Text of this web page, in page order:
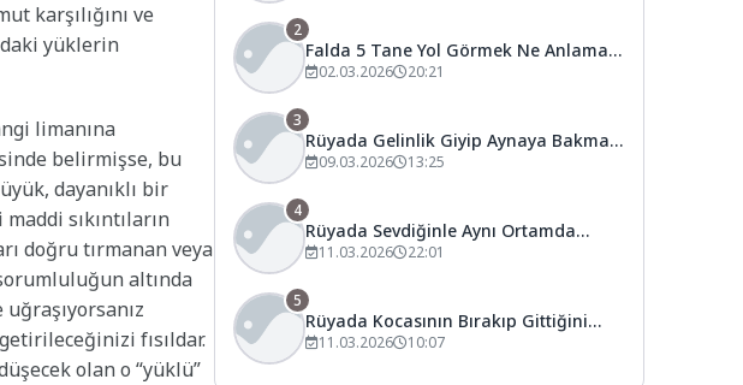
karşılığını ve
yüklerin
limanına
belirmişse, bu
dayanıklı bir
sıkıntıların
doğru tırmanan veya
altında
fısıldar.
olan o “yüklü”
2
Falda 5 Tane Yol Görmek Ne Anlama
Gelir?
02.03.2026 20:21
3
Rüyada Gelinlik Giyip Aynaya Bakmak
Ne Anlama Gelir?
09.03.2026 13:25
4
Rüyada Sevdiğinle Aynı Ortamda
Bulunmak Ne Anlama Gelir?
11.03.2026 22:01
5
Rüyada Kocasının Bırakıp Gittiğini
Görmek Ne Anlama Gelir?
11.03.2026 10:07